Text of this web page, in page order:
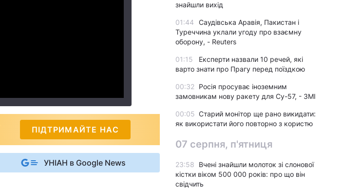
ПІДТРИМАЙТЕ НАС
УНІАН в Google News
знайшли вихід
01:44
Саудівська Аравія, Пакистан і
Туреччина уклали угоду про взаємну
оборону, - Reuters
01:15
Експерти назвали 10 речей, які
варто знати про Прагу перед поїздкою
00:32
Росія просуває іноземним
замовникам нову ракету для Су-57, - ЗМІ
00:05 Старий монітор ще рано викидати:
як використати його повторно з користю
07 серпня, п'ятниця
23:58
Вчені знайшли молоток зі слонової
кістки віком 500 000 років: про що він
свідчить